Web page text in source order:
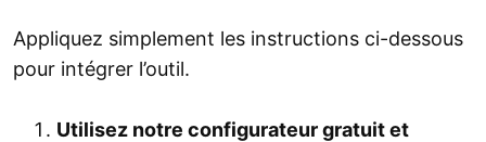
Appliquez simplement les instructions ci-dessous
pour intégrer l’outil.
Utilisez notre configurateur gratuit et